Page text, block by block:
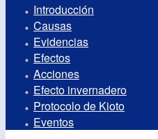
Introducción
Causas
Evidencias
Efectos
Acciones
Efecto invernadero
Protocolo de Kioto
Eventos